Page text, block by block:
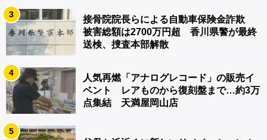
3
接骨院院長らによる自動車保険金詐欺
被害総額は2700万円超 香川県警が最終
送検、捜査本部解散
4
人気再燃「アナログレコード」の販売イ
ベント レアものから復刻盤まで…約3万
点集結 天満屋岡山店
5